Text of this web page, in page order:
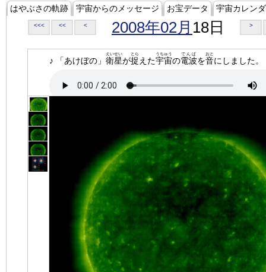
はやぶさの軌跡 宇宙からのメッセージ お宝データ 宇宙カレン
<<< << < 2008年02月 18日 >
♪ 「あけぼの」 衛星
えいせい
が捉
とら
えた宇宙
うちゅう
の電波
でんぱ
を音
おと
にしました。